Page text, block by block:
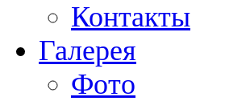
Контакты
Галерея
Фото